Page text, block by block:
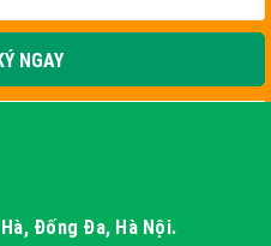
NGAY
Đống Đa, Hà Nội.